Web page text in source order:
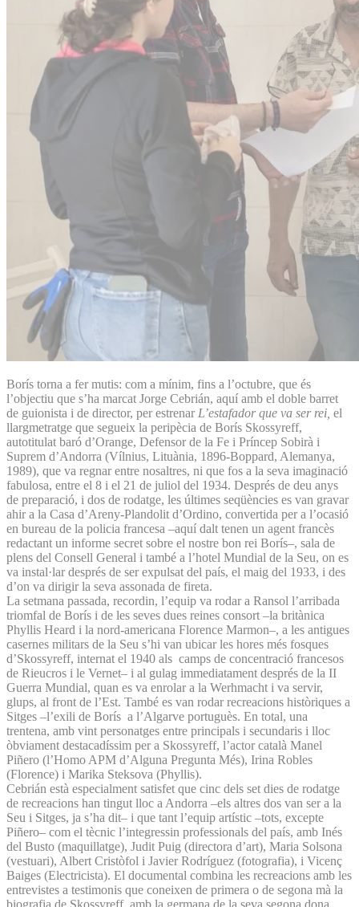
Borís torna a fer mutis: com a mínim, fins a l’octubre, que és
l’objectiu que s’ha marcat Jorge Cebrián, aquí amb el doble barret
de guionista i de director, per estrenar L’estafador que va ser rei, el
llargmetratge que segueix la peripècia de Borís Skossyreff,
autotitulat baró d’Orange, Defensor de la Fe i Príncep Sobirà i
Suprem d’Andorra (Vílnius, Lituània, 1896-Boppard, Alemanya,
1989), que va regnar entre nosaltres, ni que fos a la seva imaginació
fabulosa, entre el 8 i el 21 de juliol del 1934. Després de deu anys
de preparació, i dos de rodatge, les últimes seqüències es van gravar
ahir a la Casa d’Areny-Plandolit d’Ordino, convertida per a l’ocasió
en bureau de la policia francesa –aquí dalt tenen un agent francès
redactant un informe secret sobre el nostre bon rei Borís–, sala de
plens del Consell General i també a l’hotel Mundial de la Seu, on es
va instal·lar després de ser expulsat del país, el maig del 1933, i des
d’on va dirigir la seva assonada de fireta.
La setmana passada, recordin, l’equip va rodar a Ransol l’arribada
triomfal de Borís i de les seves dues reines consort –la britànica
Phyllis Heard i la nord-americana Florence Marmon–, a les antigues
casernes militars de la Seu s’hi van ubicar les hores més fosques
d’Skossyreff, internat el 1940 als camps de concentració francesos
de Rieucros i le Vernet– i al gulag immediatament després de la II
Guerra Mundial, quan es va enrolar a la Werhmacht i va servir,
glups, al front de l’Est. També es van rodar recreacions històriques a
Sitges –l’exili de Borís a l’Algarve portuguès. En total, una
trentena, amb vint personatges entre principals i secundaris i lloc
òbviament destacadíssim per a Skossyreff, l’actor català Manel
Piñero (l’Homo APM d’Alguna Pregunta Més), Irina Robles
(Florence) i Marika Steksova (Phyllis).
Cebrián està especialment satisfet que cinc dels set dies de rodatge
de recreacions han tingut lloc a Andorra –els altres dos van ser a la
Seu i Sitges, ja s’ha dit– i que tant l’equip artístic –tots, excepte
Piñero– com el tècnic l’integressin professionals del país, amb Inés
del Busto (maquillatge), Judit Puig (directora d’art), Maria Solsona
(vestuari), Albert Cristòfol i Javier Rodríguez (fotografia), i Vicenç
Baiges (Electricista). El documental combina les recreacions amb les
entrevistes a testimonis que coneixen de primera o de segona mà la
biografia de Skossyreff, amb la germana de la seva segona dona,